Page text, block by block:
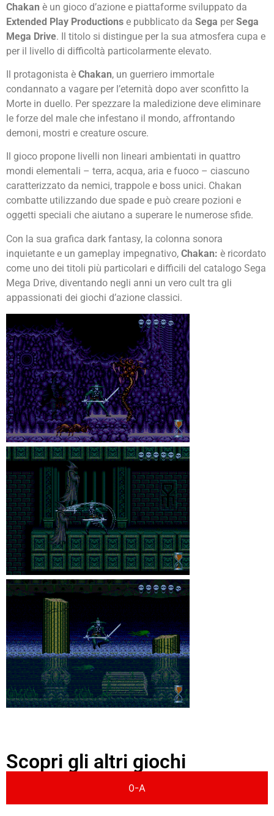
Chakan è un gioco d’azione e piattaforme sviluppato da
Extended Play Productions e pubblicato da Sega per Sega
Mega Drive. Il titolo si distingue per la sua atmosfera cupa e
per il livello di difficoltà particolarmente elevato.
Il protagonista è Chakan, un guerriero immortale
condannato a vagare per l’eternità dopo aver sconfitto la
Morte in duello. Per spezzare la maledizione deve eliminare
le forze del male che infestano il mondo, affrontando
demoni, mostri e creature oscure.
Il gioco propone livelli non lineari ambientati in quattro
mondi elementali – terra, acqua, aria e fuoco – ciascuno
caratterizzato da nemici, trappole e boss unici. Chakan
combatte utilizzando due spade e può creare pozioni e
oggetti speciali che aiutano a superare le numerose sfide.
Con la sua grafica dark fantasy, la colonna sonora
inquietante e un gameplay impegnativo, Chakan: è ricordato
come uno dei titoli più particolari e difficili del catalogo Sega
Mega Drive, diventando negli anni un vero cult tra gli
appassionati dei giochi d’azione classici.
Scopri gli altri giochi
0-A